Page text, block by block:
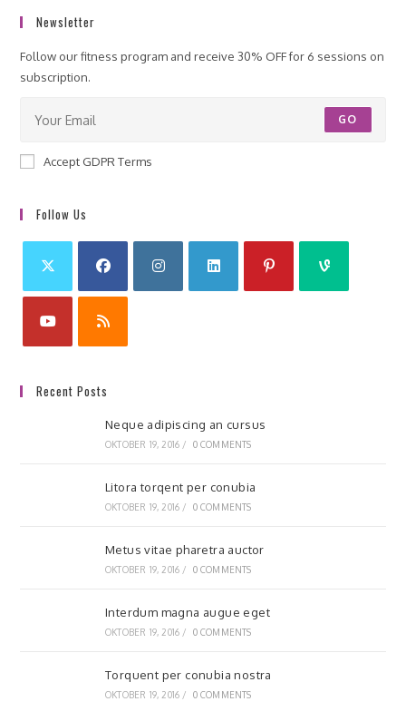
Newsletter
Follow our fitness program and receive 30% OFF for 6 sessions on
subscription.
GO
Accept GDPR Terms
Follow Us
Recent Posts
Neque adipiscing an cursus
OKTOBER 19, 2016 / 0 COMMENTS
Litora torqent per conubia
OKTOBER 19, 2016 / 0 COMMENTS
Metus vitae pharetra auctor
OKTOBER 19, 2016 / 0 COMMENTS
Interdum magna augue eget
OKTOBER 19, 2016 / 0 COMMENTS
Torquent per conubia nostra
OKTOBER 19, 2016 / 0 COMMENTS